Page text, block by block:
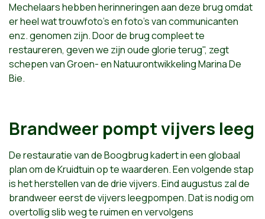
Mechelaars hebben herinneringen aan deze brug omdat
er heel wat trouwfoto's en foto's van communicanten
enz. genomen zijn. Door de brug compleet te
restaureren, geven we zijn oude glorie terug", zegt
schepen van Groen- en Natuurontwikkeling Marina De
Bie.
Brandweer pompt vijvers leeg
De restauratie van de Boogbrug kadert in een globaal
plan om de Kruidtuin op te waarderen. Een volgende stap
is het herstellen van de drie vijvers. Eind augustus zal de
brandweer eerst de vijvers leegpompen. Dat is nodig om
overtollig slib weg te ruimen en vervolgens